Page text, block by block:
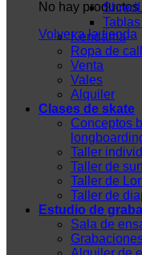
No hay
Volver a la tienda
Kendama
Ropa de
Venta
Vales
Alquiler
Clases de skate
Conceptos
Taller
Taller de
Taller de
Taller de
Estudio de
Sala de